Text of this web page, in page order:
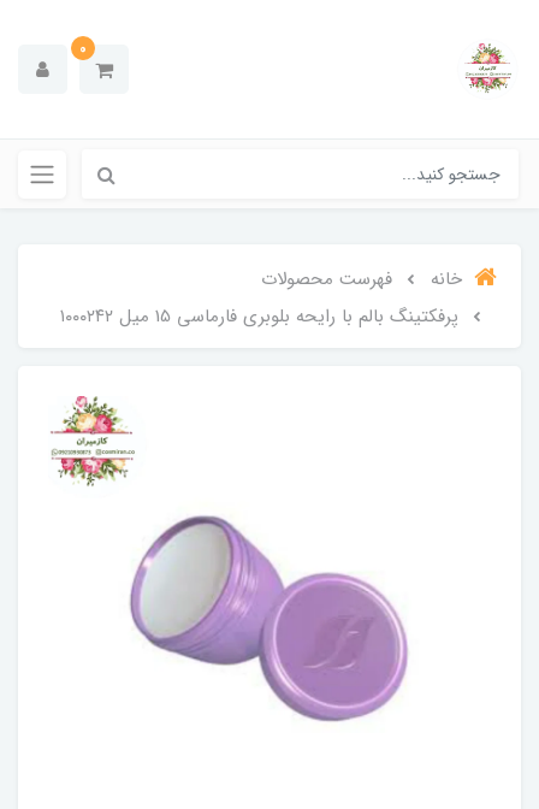
0
خانه
فهرست محصولات
پرفکتینگ بالم با رایحه بلوبری فارماسی 15 میل ۱۰۰۰۲۴۲